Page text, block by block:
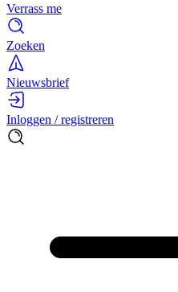
Verrass me
Zoeken
Nieuwsbrief
Inloggen / registreren